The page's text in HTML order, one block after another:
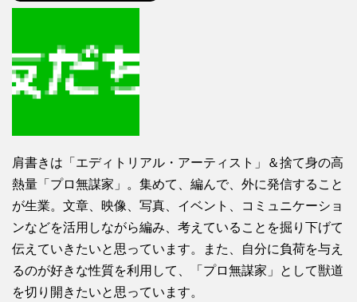
肩書きは「エディトリアル・アーティスト」＆捨て身の高
熱量「プロ無謀家」。集めて、編んで、外に発信すること
が生業。文章、映像、写真、イベント、コミュニケーショ
ンなどを活用しながら編み、考えていることを掘り下げて
伝えていきたいと思っています。また、自分に負荷を与え
るのが好きな性質を利用して、「プロ無謀家」として獣道
を切り開きたいと思っています。